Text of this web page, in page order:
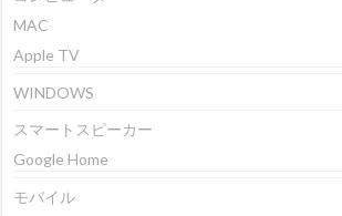
MAC
Apple TV
WINDOWS
スマートスピーカー
Google Home
モバイル